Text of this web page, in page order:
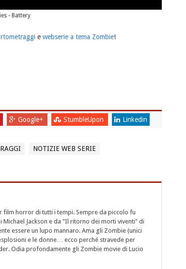
- Battery
e webserie a tema Zombie!
Google+ StumbleUpon Linkedin
NOTIZIE WEB SERIE
film horror di tutti i tempi. Sempre da piccolo fu
Jackson e da "Il ritorno dei morti viventi" di
essere un lupo mannaro. Ama gli Zombie (unici
e le donne… ecco perché stravede per
Odia profondamente gli Zombie movie di Lucio